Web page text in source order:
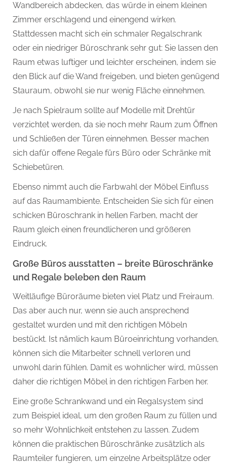
Wandbereich abdecken, das würde in einem kleinen
Zimmer erschlagend und einengend wirken.
Stattdessen macht sich ein schmaler Regalschrank
oder ein niedriger Büroschrank sehr gut: Sie lassen den
Raum etwas luftiger und leichter erscheinen, indem sie
den Blick auf die Wand freigeben, und bieten genügend
Stauraum, obwohl sie nur wenig Fläche einnehmen.
Je nach Spielraum sollte auf Modelle mit Drehtür
verzichtet werden, da sie noch mehr Raum zum Öffnen
und Schließen der Türen einnehmen. Besser machen
sich dafür offene Regale fürs Büro oder Schränke mit
Schiebetüren.
Ebenso nimmt auch die Farbwahl der Möbel Einfluss
auf das Raumambiente. Entscheiden Sie sich für einen
schicken Büroschrank in hellen Farben, macht der
Raum gleich einen freundlicheren und größeren
Eindruck.
Große Büros ausstatten – breite Büroschränke
und Regale beleben den Raum
Weitläufige Büroräume bieten viel Platz und Freiraum.
Das aber auch nur, wenn sie auch ansprechend
gestaltet wurden und mit den richtigen Möbeln
bestückt. Ist nämlich kaum Büroeinrichtung vorhanden,
können sich die Mitarbeiter schnell verloren und
unwohl darin fühlen. Damit es wohnlicher wird, müssen
daher die richtigen Möbel in den richtigen Farben her.
Eine große Schrankwand und ein Regalsystem sind
zum Beispiel ideal, um den großen Raum zu füllen und
so mehr Wohnlichkeit entstehen zu lassen. Zudem
können die praktischen Büroschränke zusätzlich als
Raumteiler fungieren, um einzelne Arbeitsplätze oder